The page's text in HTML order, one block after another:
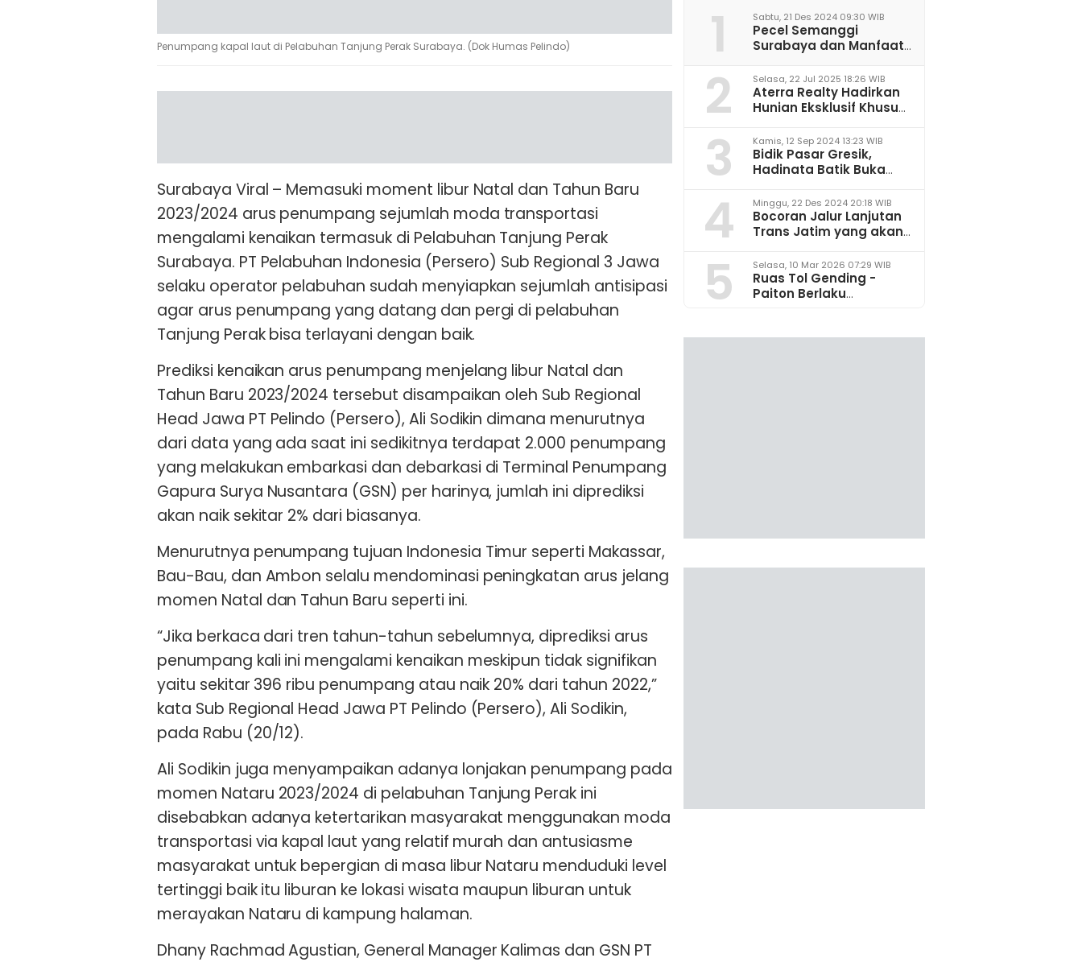
Penumpang kapal laut di Pelabuhan Tanjung Perak Surabaya. (Dok Humas Pelindo)
Surabaya Viral – Memasuki moment libur Natal dan Tahun Baru
2023/2024 arus penumpang sejumlah moda transportasi
mengalami kenaikan termasuk di Pelabuhan Tanjung Perak
Surabaya. PT Pelabuhan Indonesia (Persero) Sub Regional 3 Jawa
selaku operator pelabuhan sudah menyiapkan sejumlah antisipasi
agar arus penumpang yang datang dan pergi di pelabuhan
Tanjung Perak bisa terlayani dengan baik.
Prediksi kenaikan arus penumpang menjelang libur Natal dan
Tahun Baru 2023/2024 tersebut disampaikan oleh Sub Regional
Head Jawa PT Pelindo (Persero), Ali Sodikin dimana menurutnya
dari data yang ada saat ini sedikitnya terdapat 2.000 penumpang
yang melakukan embarkasi dan debarkasi di Terminal Penumpang
Gapura Surya Nusantara (GSN) per harinya, jumlah ini diprediksi
akan naik sekitar 2% dari biasanya.
Menurutnya penumpang tujuan Indonesia Timur seperti Makassar,
Bau-Bau, dan Ambon selalu mendominasi peningkatan arus jelang
momen Natal dan Tahun Baru seperti ini.
“Jika berkaca dari tren tahun-tahun sebelumnya, diprediksi arus
penumpang kali ini mengalami kenaikan meskipun tidak signifikan
yaitu sekitar 396 ribu penumpang atau naik 20% dari tahun 2022,”
kata Sub Regional Head Jawa PT Pelindo (Persero), Ali Sodikin,
pada Rabu (20/12).
Ali Sodikin juga menyampaikan adanya lonjakan penumpang pada
momen Nataru 2023/2024 di pelabuhan Tanjung Perak ini
disebabkan adanya ketertarikan masyarakat menggunakan moda
transportasi via kapal laut yang relatif murah dan antusiasme
masyarakat untuk bepergian di masa libur Nataru menduduki level
tertinggi baik itu liburan ke lokasi wisata maupun liburan untuk
merayakan Nataru di kampung halaman.
Dhany Rachmad Agustian, General Manager Kalimas dan GSN PT
1 Sabtu, 21 Des 2024 09:30 WIB
Pecel Semanggi
Surabaya dan Manfaat
Saraf
2 Selasa, 22 Jul 2025 18:26 WIB
Aterra Realty Hadirkan
Hunian Eksklusif Khusus
Malang
3 Kamis, 12 Sep 2024 13:23 WIB
Bidik Pasar Gresik,
Hadinata Batik Buka
4 Minggu, 22 Des 2024 20:18 WIB
Bocoran Jalur Lanjutan
Trans Jatim yang akan
2025
5 Selasa, 10 Mar 2026 07:29 WIB
Ruas Tol Gending -
Paiton Berlaku